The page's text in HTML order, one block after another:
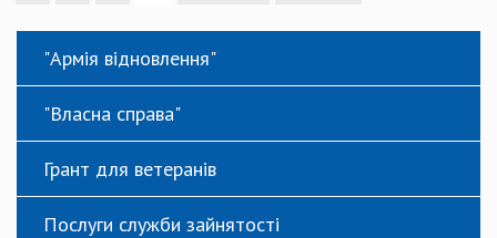
"Армія відновлення"
"Власна справа"
Грант для ветеранів
Послуги служби зайнятості